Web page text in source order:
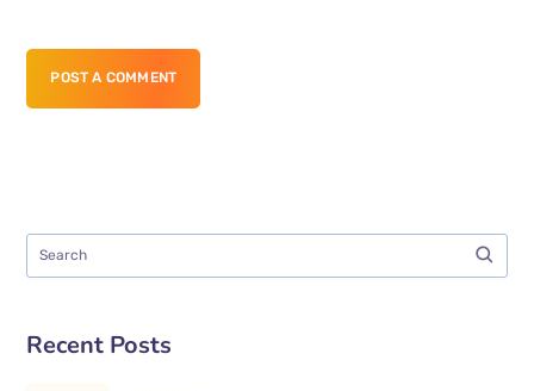
POST A COMMENT
Recent Posts